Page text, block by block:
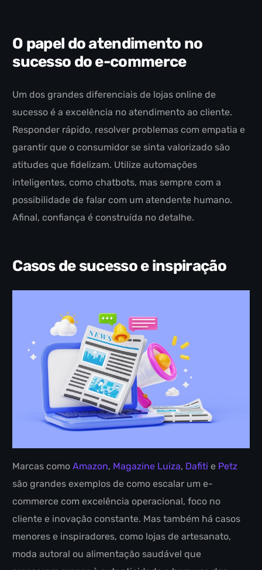
O papel do atendimento no
sucesso do e-commerce
Um dos grandes diferenciais de lojas online de
sucesso é a excelência no atendimento ao cliente.
Responder rápido, resolver problemas com empatia e
garantir que o consumidor se sinta valorizado são
atitudes que fidelizam. Utilize automações
inteligentes, como chatbots, mas sempre com a
possibilidade de falar com um atendente humano.
Afinal, confiança é construída no detalhe.
Casos de sucesso e inspiração
Marcas comoAmazon, Magazine Luiza, Dafiti e Petz
são grandes exemplos de como escalar um e-
commerce com excelência operacional, foco no
cliente e inovação constante. Mas também há casos
menores e inspiradores, como lojas de artesanato,
moda autoral ou alimentação saudável que